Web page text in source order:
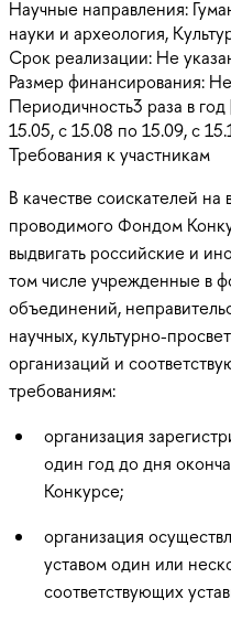
Научные направления:
науки и археология,
Срок реализации: Не
Размер финансирования:
Периодичность3 раза в
15.05, с 15.08 по 15.09, с
Требования к участникам
В качестве соискателей
проводимого Фондом
выдвигать российские и
том числе учрежденные в
объединений,
научных, культурно-
организаций и
требованиям:
организация
один год до дня
Конкурсе;
организация
уставом один или
соответствующих